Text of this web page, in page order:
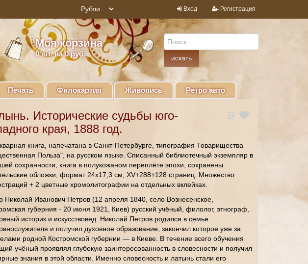
Вход Регистрация
Моя корзина
0шт. на 0 руб.
Печать Филокартия Живопись Ретро авто
Исторические судьбы юго-
края, 1888 год.
книга, напечатана в Санкт-Петербурге, типография Товарищества
Польза", на русском языке. Списанный библиотечный экземпляр в
сохранности, книга в полукожаном переплёте эпохи, сохранены
обложки, формат 24х17,3 см; XV+288+128 страниц. Множество
+ 2 цветные хромолитографии на отдельных вклейках.
Николай Иванович Петров (12 апреля 1840, село Вознесенское,
губерния - 20 июня 1921, Киев) русский учёный, филолог, этнограф,
историк и искусствовед. Николай Петров родился в семье
и получил духовное образование, закончил которое уже за
родной Костромской губернии — в Киеве. В течение всего обучения
учёный проявлял глубокую заинтересованность в словесности и получил
знания в этой области. Именно словесность и латынь стали его